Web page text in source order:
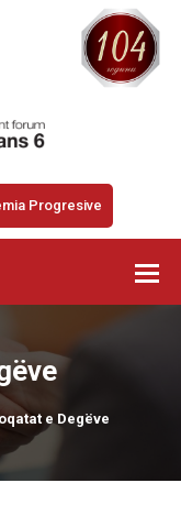
Progresive
e Degëve